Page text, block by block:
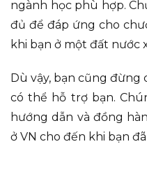
ngành học phù hợp.
đủ để đáp ứng cho
khi bạn ở một đất nước
Dù vậy, bạn cũng đừng
có thể hỗ trợ bạn.
hướng dẫn và đồng
ở VN cho đến khi bạn